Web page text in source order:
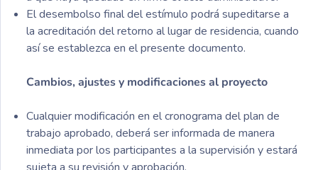
El desembolso final del estímulo podrá supeditarse a
la acreditación del retorno al lugar de residencia, cuando
así se establezca en el presente documento.
Cambios, ajustes y modificaciones al proyecto
Cualquier modificación en el cronograma del plan de
trabajo aprobado, deberá ser informada de manera
inmediata por los participantes a la supervisión y estará